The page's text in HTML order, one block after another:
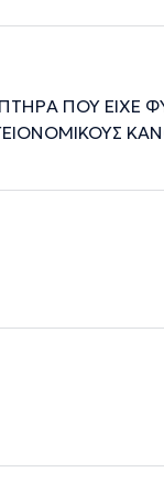
ΠΟΥ ΕΙΧΕ